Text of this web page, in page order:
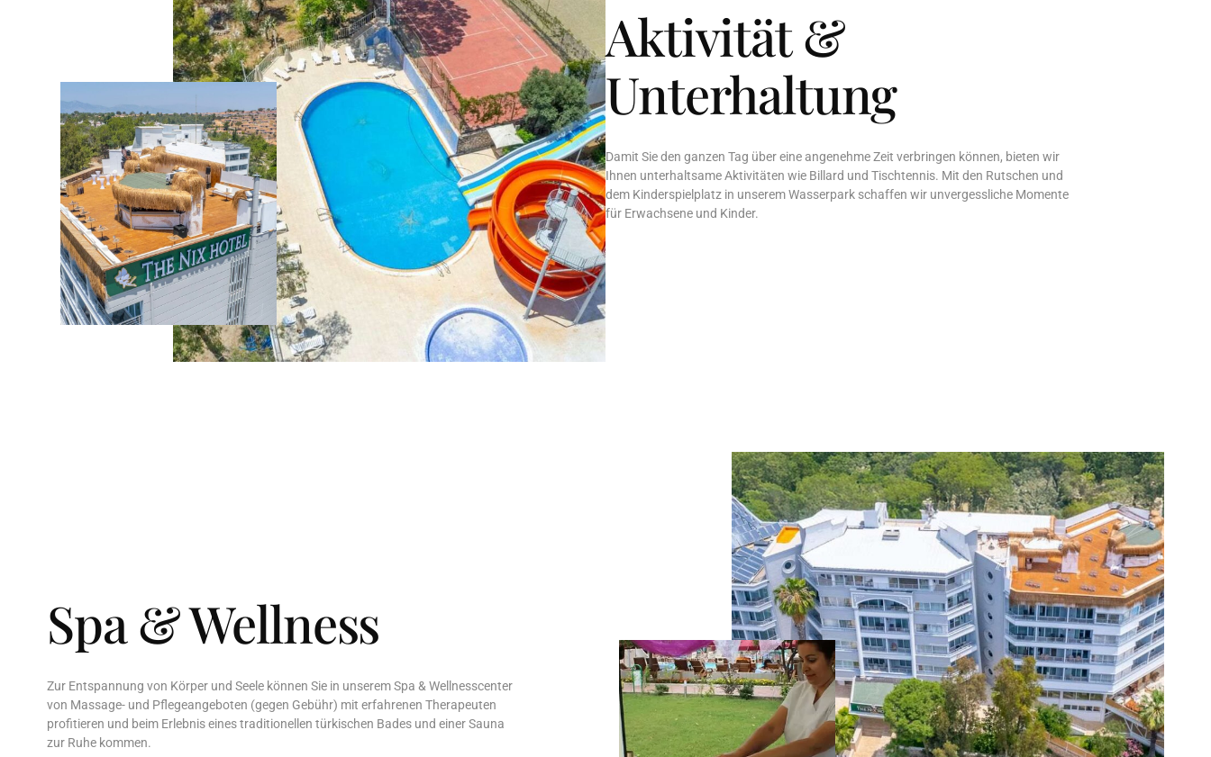
Aktivität &
Unterhaltung
Damit Sie den ganzen Tag über eine angenehme Zeit verbringen können, bieten wir
Ihnen unterhaltsame Aktivitäten wie Billard und Tischtennis. Mit den Rutschen und
dem Kinderspielplatz in unserem Wasserpark schaffen wir unvergessliche Momente
für Erwachsene und Kinder.
Spa & Wellness
Zur Entspannung von Körper und Seele können Sie in unserem Spa & Wellnesscenter
von Massage- und Pflegeangeboten (gegen Gebühr) mit erfahrenen Therapeuten
profitieren und beim Erlebnis eines traditionellen türkischen Bades und einer Sauna
zur Ruhe kommen.